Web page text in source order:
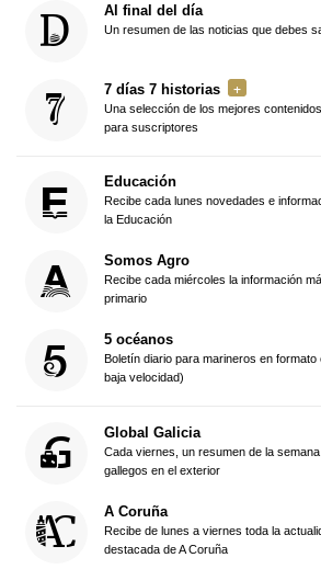
Al final del día
Un resumen de las noticias que debes
7 días 7 historias
Una selección de los mejores
para suscriptores
Educación
Recibe cada lunes novedades e
la Educación
Somos Agro
Recibe cada miércoles la información
primario
5 océanos
Boletín diario para marineros en
baja velocidad)
Global Galicia
Cada viernes, un resumen de la
gallegos en el exterior
A Coruña
Recibe de lunes a viernes toda la
destacada de A Coruña